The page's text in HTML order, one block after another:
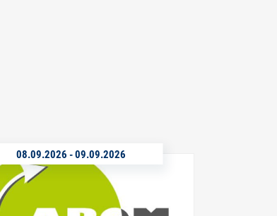
08.09.2026 -09.09.2026